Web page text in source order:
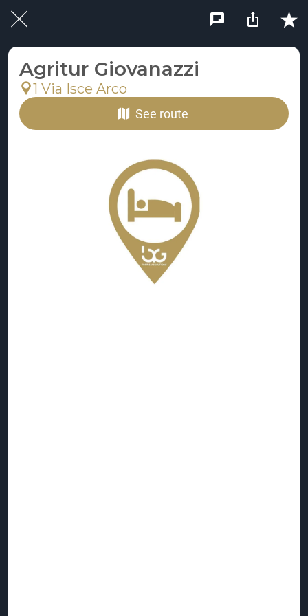
Agritur Giovanazzi
1 Via Isce Arco
See route